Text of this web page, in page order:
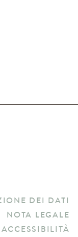
DEI DATI
NOTA LEGALE
ACCESSIBILITÀ